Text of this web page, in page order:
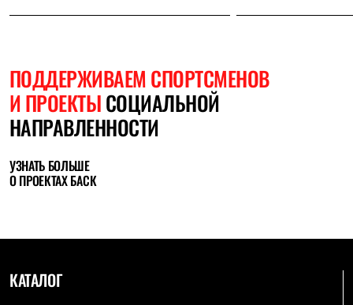
ПОДДЕРЖИВАЕМ СПОРТСМЕНОВ
И ПРОЕКТЫСОЦИАЛЬНОЙ
НАПРАВЛЕННОСТИ
УЗНАТЬ БОЛЬШЕ
О ПРОЕКТАХ БАСК
КАТАЛОГ